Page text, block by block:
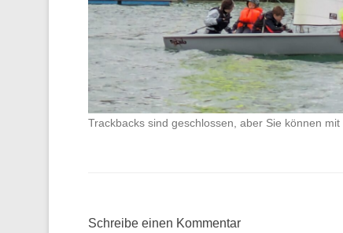
Trackbacks sind geschlossen, aber Sie können mit
Schreibe einen Kommentar